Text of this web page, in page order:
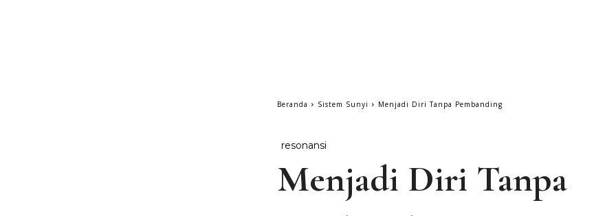
Beranda Sistem Sunyi Menjadi Diri Tanpa Pembanding
resonansi
Menjadi Diri Tanpa